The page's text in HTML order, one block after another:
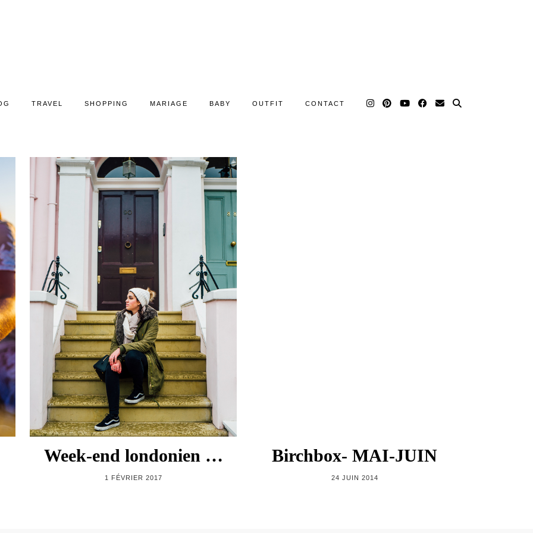
TRAVEL SHOPPING MARIAGE BABY OUTFIT CONTACT
Week-end londonien …
1 FÉVRIER 2017
Birchbox- MAI-JUIN
24 JUIN 2014